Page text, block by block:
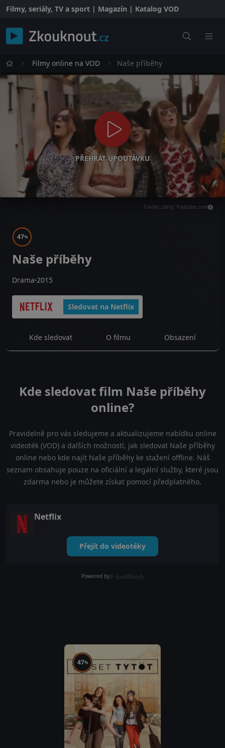
Filmy, seriály, TV a sport | Magazín | Katalog VOD
Filmy online na VOD Naše příběhy
PŘEHRÁT UPOUTÁVKU
Trailer, zdroj: Youtube.com
47%
Naše příběhy
Drama 2015
Sledovat na Netflix
Kde sledovat O filmu Obsazení
Kde sledovat film Naše příběhy
online?
Pravidelně pro vás sledujeme a aktualizujeme nabídku online
videoték (VOD) a dalších možností, jak sledovat Naše příběhy
online nebo kde najít Naše příběhy ke stažení offline. Náš
seznam obsahuje pouze na oficiální a legální služby, které jsou
zdarma nebo je můžete získat pomocí předplatného.
Netflix
Přejít do videotéky
Powered by
47%